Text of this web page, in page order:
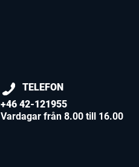
TELEFON
+46 42-121955
Vardagar från 8.00 till 16.00